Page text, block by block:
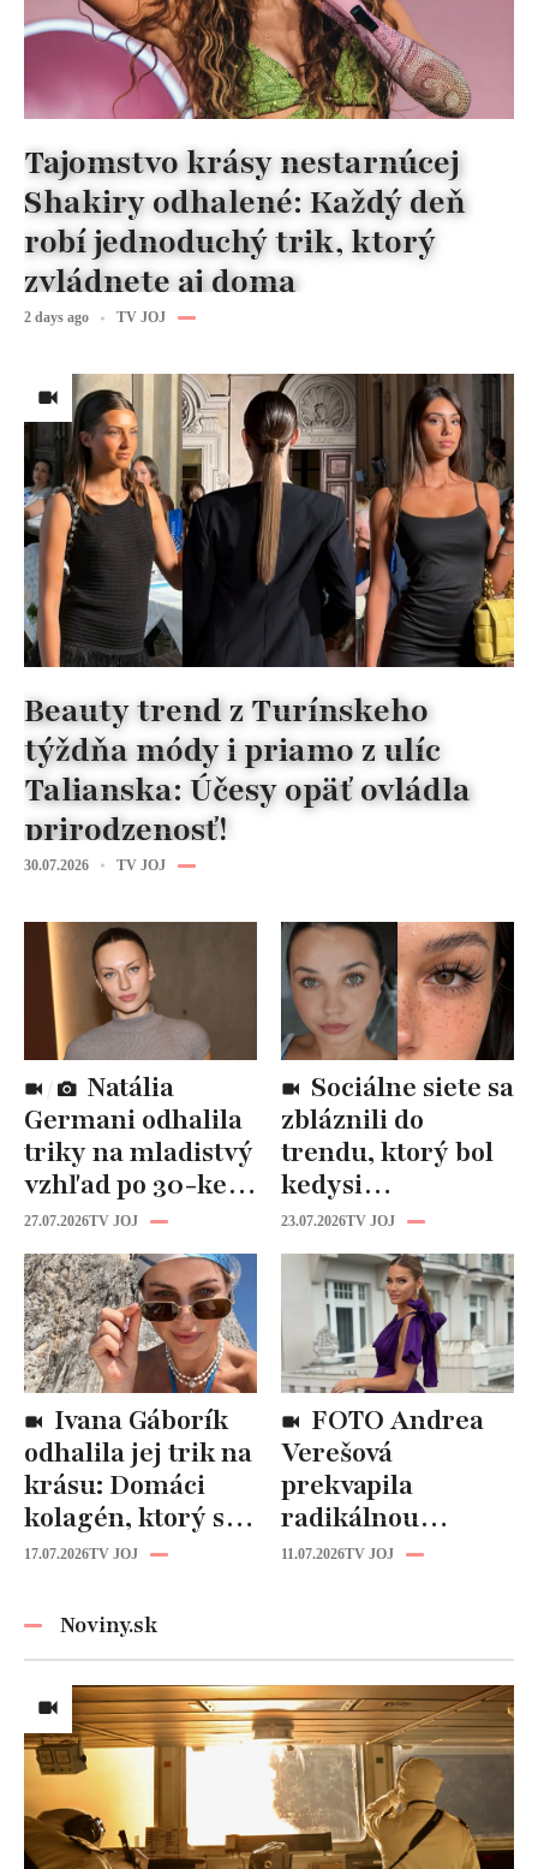
Tajomstvo krásy nestarnúcej
Shakiry odhalené: Každý deň
robí jednoduchý trik, ktorý
zvládnete aj doma
2 days ago TV JOJ
Beauty trend z Turínskeho
týždňa módy i priamo z ulíc
Talianska: Účesy opäť ovládla
prirodzenosť!
30.07.2026 TV JOJ
Germani odhalila
triky na mladistvý
vzhľad po 30-ke:
Fungujú lepšie
než drahá
kozmetika
27.07.2026TV JOJ
zbláznili do
trendu, ktorý bol
kedysi
katastrofou:
„Mušie nohy“ sú
späť!
23.07.2026TV JOJ
odhalila jej trik na
krásu: Domáci
kolagén, ktorý si
zvládnete
17.07.2026TV JOJ
Verešová
prekvapila
radikálnou
zmenou účesu: Je
11.07.2026TV JOJ
Noviny.sk